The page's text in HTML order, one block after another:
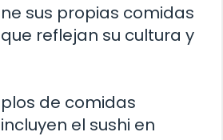
sus propias comidas
reflejan su cultura y
de comidas
el sushi en